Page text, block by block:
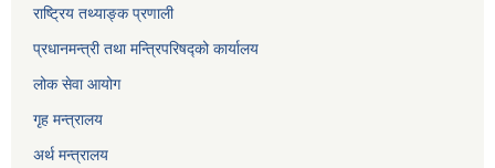
राष्ट्रिय तथ्याङ्क प्रणाली
प्रधानमन्त्री तथा मन्त्रिपरिषद्को कार्यालय
लोक सेवाआयोग
गृह मन्त्रालय
अर्थ मन्त्रालय